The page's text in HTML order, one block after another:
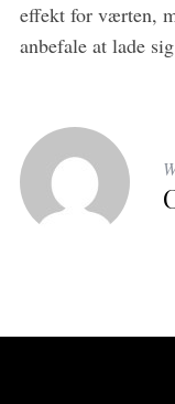
effekt for værten,
anbefale at lade